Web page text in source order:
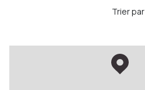
Trier par